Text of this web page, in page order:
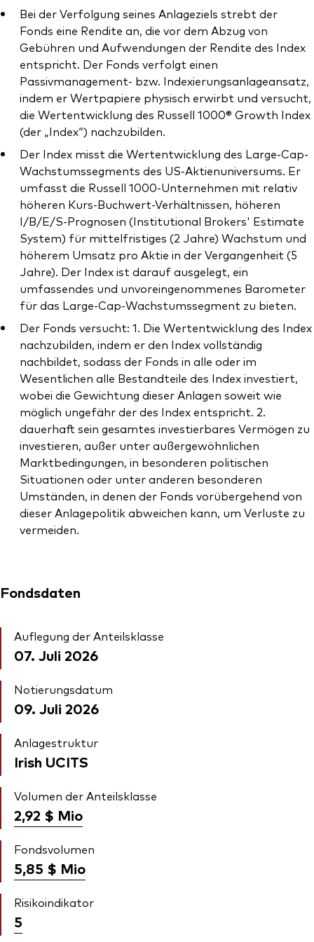
Ressourcen
Marktvolatilität
Research
Anbieterliste
Vanguard Modellportfolios
Vanguard Beratungsstudie
Bei der Verfolgung seines Anlageziels strebt der
Fonds eine Rendite an, die vor dem Abzug von
Gebühren und Aufwendungen der Rendite des Index
entspricht. Der Fonds verfolgt einen
Passivmanagement- bzw. Indexierungsanlageansatz,
indem er Wertpapiere physisch erwirbt und versucht,
die Wertentwicklung des Russell 1000® Growth Index
(der „Index“) nachzubilden.
Der Index misst die Wertentwicklung des Large-Cap-
Wachstumssegments des US-Aktienuniversums. Er
umfasst die Russell 1000-Unternehmen mit relativ
höheren Kurs-Buchwert-Verhältnissen, höheren
I/B/E/S-Prognosen (Institutional Brokers' Estimate
System) für mittelfristiges (2 Jahre) Wachstum und
höherem Umsatz pro Aktie in der Vergangenheit (5
Jahre). Der Index ist darauf ausgelegt, ein
umfassendes und unvoreingenommenes Barometer
für das Large-Cap-Wachstumssegment zu bieten.
Der Fonds versucht: 1. Die Wertentwicklung des Index
nachzubilden, indem er den Index vollständig
nachbildet, sodass der Fonds in alle oder im
Wesentlichen alle Bestandteile des Index investiert,
wobei die Gewichtung dieser Anlagen soweit wie
möglich ungefähr der des Index entspricht. 2.
dauerhaft sein gesamtes investierbares Vermögen zu
investieren, außer unter außergewöhnlichen
Marktbedingungen, in besonderen politischen
Situationen oder unter anderen besonderen
Umständen, in denen der Fonds vorübergehend von
dieser Anlagepolitik abweichen kann, um Verluste zu
vermeiden.
Fondsdaten
Auflegung der Anteilsklasse
07. Juli 2026
Notierungsdatum
09. Juli 2026
Anlagestruktur
Irish UCITS
Volumen der Anteilsklasse
2,92 $ Mio
Fondsvolumen
5,85 $ Mio
Risikoindikator
5